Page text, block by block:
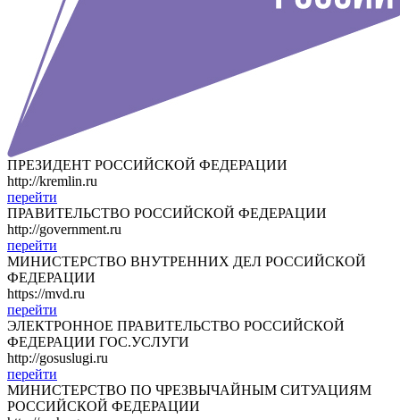
ПРЕЗИДЕНТ РОССИЙСКОЙ ФЕДЕРАЦИИ
http://kremlin.ru
перейти
ПРАВИТЕЛЬСТВО РОССИЙСКОЙ ФЕДЕРАЦИИ
http://government.ru
перейти
МИНИСТЕРСТВО ВНУТРЕННИХ ДЕЛ РОССИЙСКОЙ
ФЕДЕРАЦИИ
https://mvd.ru
перейти
ЭЛЕКТРОННОЕ ПРАВИТЕЛЬСТВО РОССИЙСКОЙ
ФЕДЕРАЦИИ ГОС.УСЛУГИ
http://gosuslugi.ru
перейти
МИНИСТЕРСТВО ПО ЧРЕЗВЫЧАЙНЫМ СИТУАЦИЯМ
РОССИЙСКОЙ ФЕДЕРАЦИИ